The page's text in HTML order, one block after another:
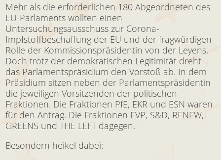
Mehr als die erforderlichen 180 Abgeordneten des
EU-Parlaments wollten einen
Untersuchungsausschuss zur Corona-
Impfstoffbeschaffung der EU und der fragwürdigen
Rolle der Kommissionspräsidentin von der Leyens.
Doch trotz der demokratischen Legitimität dreht
das Parlamentspräsidium den Vorstoß ab. In dem
Präsidium sitzen neben der Parlamentspräsidentin
die jeweiligen Vorsitzenden der politischen
Fraktionen. Die Fraktionen PfE, EKR und ESN waren
für den Antrag. Die Fraktionen EVP, S&D, RENEW,
GREENS und THE LEFT dagegen.
Besondern heikel dabei: